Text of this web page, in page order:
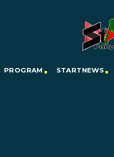
PROGRAM STARTNEWS